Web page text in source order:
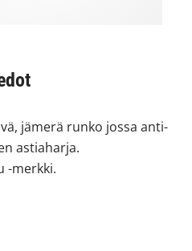
jämerä runko jossa anti-
astiaharja.
-merkki.